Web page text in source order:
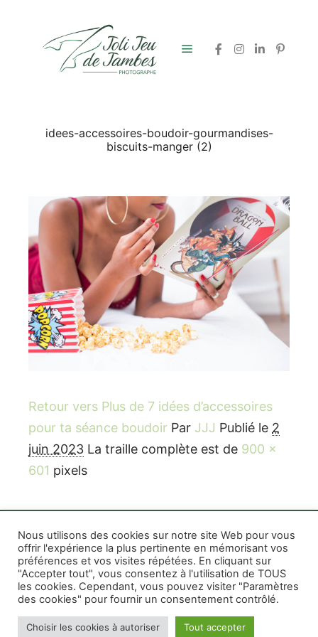
idees-accessoires-boudoir-gourmandises-
biscuits-manger (2)
Retour vers Plus de 7 idées d’accessoires
pour ta séance boudoir Par JJJ Publié le 2
juin 2023 La traille complète est de 900 ×
601 pixels
Rife WordPress Theme|Photographe boudoir et
photo thérapeutique Montréal Lille Avignon
Photographe mariage et famille Montréal|
Photographe commercial Montréal
Mentions
Nous utilisons des cookies sur notre site Web pour vous
offrir l'expérience la plus pertinente en mémorisant vos
préférences et vos visites répétées. En cliquant sur
"Accepter tout", vous consentez à l'utilisation de TOUS
les cookies. Cependant, vous pouvez visiter "Paramètres
des cookies" pour fournir un consentement contrôlé.
Choisir les cookies à autoriser Tout accepter